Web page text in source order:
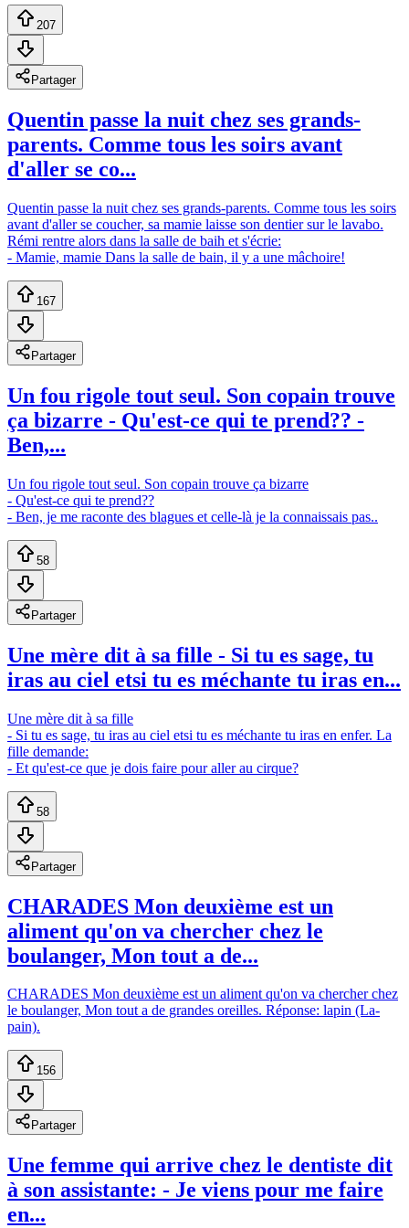
207
Partager
Quentin passe la nuit chez ses grands-
parents. Comme tous les soirs avant
d'aller se co...
Quentin passe la nuit chez ses grands-parents. Comme tous les soirs
avant d'aller se coucher, sa mamie laisse son dentier sur le lavabo.
Rémi rentre alors dans la salle de baih et s'écrie:
- Mamie, mamie Dans la salle de bain, il y a une mâchoire!
167
Partager
Un fou rigole tout seul. Son copain trouve
ça bizarre - Qu'est-ce qui te prend?? -
Ben,...
Un fou rigole tout seul. Son copain trouve ça bizarre
- Qu'est-ce qui te prend??
- Ben, je me raconte des blagues et celle-là je la connaissais pas..
58
Partager
Une mère dit à sa fille - Si tu es sage, tu
iras au ciel etsi tu es méchante tu iras en...
Une mère dit à sa fille
- Si tu es sage, tu iras au ciel etsi tu es méchante tu iras en enfer. La
fille demande:
- Et qu'est-ce que je dois faire pour aller au cirque?
58
Partager
CHARADES Mon deuxième est un
aliment qu'on va chercher chez le
boulanger, Mon tout a de...
CHARADES Mon deuxième est un aliment qu'on va chercher chez
le boulanger, Mon tout a de grandes oreilles. Réponse: lapin (La-
pain).
156
Partager
Une femme qui arrive chez le dentiste dit
à son assistante: - Je viens pour me faire
en...